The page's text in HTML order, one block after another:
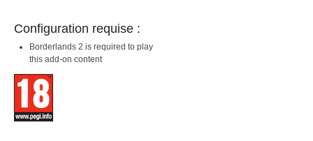
Configuration requise :
Borderlands 2 is required to play
this add-on content